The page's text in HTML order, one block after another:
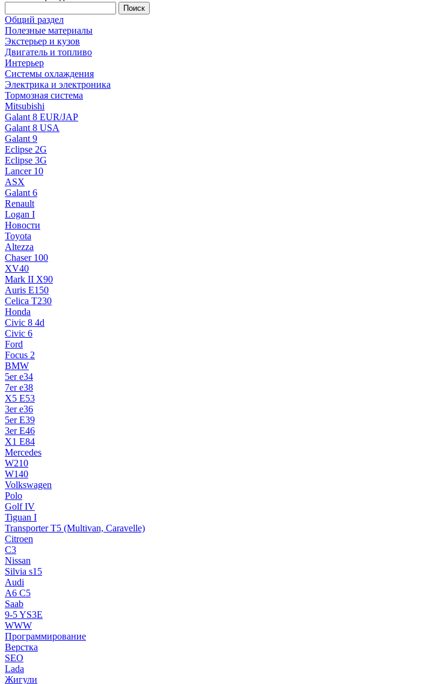
Общий раздел
Полезные материалы
Экстерьер и кузов
Двигатель и топливо
Интерьер
Системы охлаждения
Электрика и электроника
Тормозная система
Mitsubishi
Galant 8 EUR/JAP
Galant 8 USA
Galant 9
Eclipse 2G
Eclipse 3G
Lancer 10
ASX
Galant 6
Renault
Logan I
Новости
Toyota
Altezza
Chaser 100
XV40
Mark II X90
Auris E150
Celica T230
Honda
Civic 8 4d
Civic 6
Ford
Focus 2
BMW
5er e34
7er e38
X5 E53
3er e36
5er E39
3er E46
X1 E84
Mercedes
W210
W140
Volkswagen
Polo
Golf IV
Tiguan I
Transporter T5 (Multivan, Caravelle)
Citroen
C3
Nissan
Silvia s15
Audi
A6 C5
Saab
9-5 YS3E
WWW
Программирование
Верстка
SEO
Lada
Жигули